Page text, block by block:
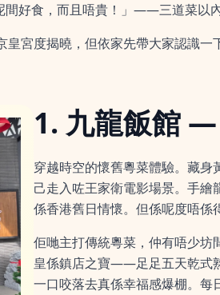
好食，而且唔貴！」——三道菜以
宮度揭曉，但依家先帶大家認識一
1. 九龍飯館
穿越時空的懷舊粵菜體驗。藏身
己走入咗王家衛電影場景。手
係香港舊日情懷。但係呢度唔係
佢哋主打傳統粵菜，仲有唔少坊
皇係鎮店之寶——足足五天乾式
一口咬落去真係幸福感爆棚。每